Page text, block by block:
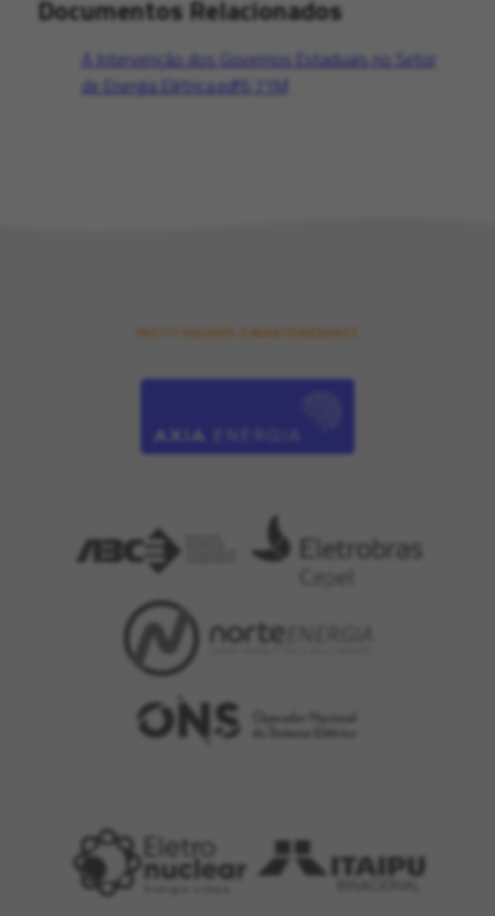
Documentos Relacionados
A Intervenção dos Governos Estaduais no Setor
de Energia Elétrica.pdf6,71M
INSTITUIDORES E MANTENEDORES